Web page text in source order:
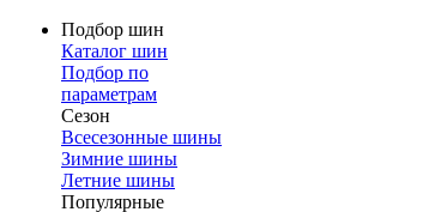
Подбор шин
Каталог шин
Подбор по
параметрам
Сезон
Всесезонные шины
Зимние шины
Летние шины
Популярные